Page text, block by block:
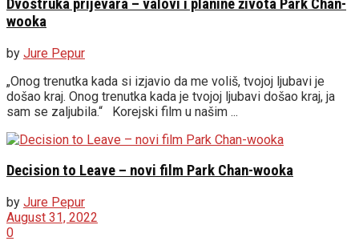
Dvostruka prijevara – valovi i planine života Park Chan-
wooka
by Jure Pepur
„Onog trenutka kada si izjavio da me voliš, tvojoj ljubavi je
došao kraj. Onog trenutka kada je tvojoj ljubavi došao kraj, ja
sam se zaljubila.“ Korejski film u našim ...
Decision to Leave – novi film Park Chan-wooka
by Jure Pepur
August 31, 2022
0